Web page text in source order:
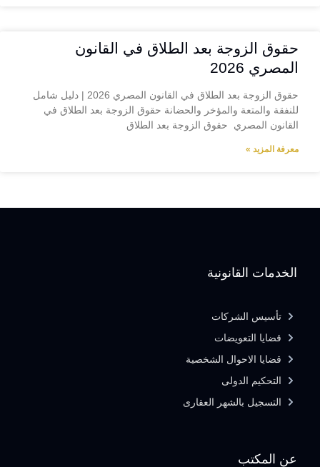
حقوق الزوجة بعد الطلاق في القانون
المصري 2026
حقوق الزوجة بعد الطلاق في القانون المصري 2026 | دليل شامل
للنفقة والمتعة والمؤخر والحضانة حقوق الزوجة بعد الطلاق في
القانون المصري حقوق الزوجة بعد الطلاق
معرفة المزيد »
عن المكتب
الخدمات القانونية
تأسيس الشركات
قضايا التعويضات
قضايا الاحوال الشخصية
التحكيم الدولى
التسجيل بالشهر العقارى